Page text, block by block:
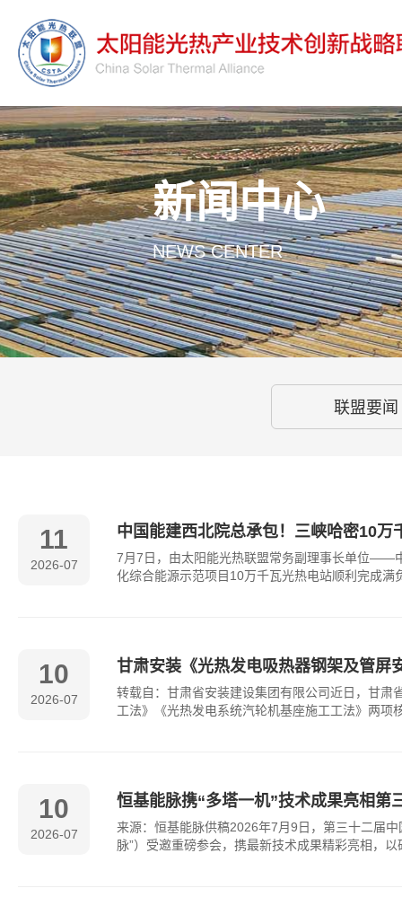
新闻中心
NEWS CENTER
联盟要闻
11
2026-07
中国能建西北院总承包！三峡哈密10万
7月7日，由太阳能光热联盟常务副理事长单位——
化综合能源示范项目10万千瓦光热电站顺利完成满
10
2026-07
甘肃安装《光热发电吸热器钢架及管屏
转载自：甘肃省安装建设集团有限公司近日，甘
工法》《光热发电系统汽轮机基座施工工法》两项
10
2026-07
恒基能脉携“多塔一机”技术成果亮相第
来源：恒基能脉供稿2026年7月9日，第三十二届
脉”）受邀重磅参会，携最新技术成果精彩亮相，